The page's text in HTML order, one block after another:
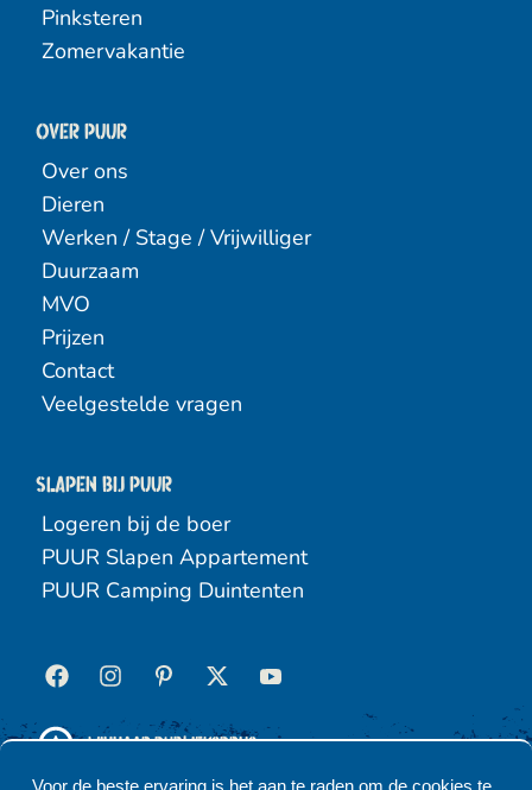
Voor de beste ervaring is het aan te raden om de cookies te
Pinksteren
Zomervakantie
Over PUUR
Over ons
Dieren
Werken / Stage / Vrijwilliger
Duurzaam
MVO
Prijzen
Contact
Veelgestelde vragen
Slapen bij puur
Logeren bij de boer
PUUR Slapen Appartement
PUUR Camping Duintenten
Winnaar Publieksprijs